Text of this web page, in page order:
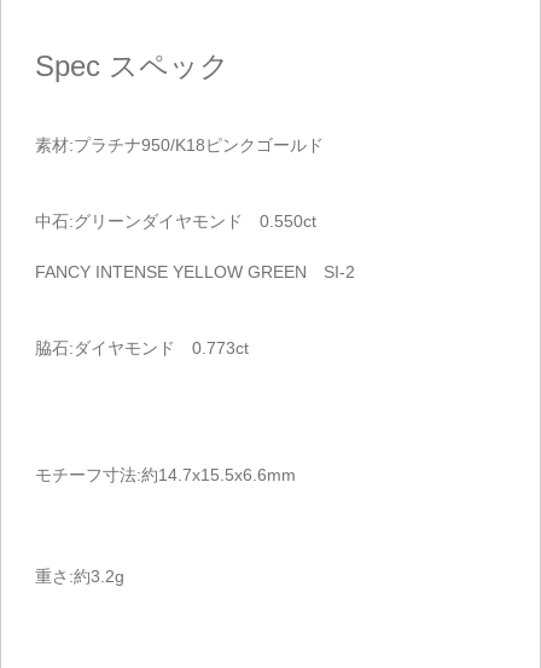
Spec スペック
素材:プラチナ950/K18ピンクゴールド
中石:グリーンダイヤモンド 0.550ct
FANCY INTENSE YELLOW GREEN SI-2
脇石:ダイヤモンド 0.773ct
モチーフ寸法:約14.7x15.5x6.6mm
重さ:約3.2g